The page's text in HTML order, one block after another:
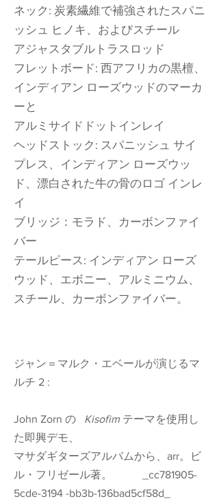
ネック: 炭素繊維で補強されたスパニ
ッシュ ヒノキ、およびスチール
アジャスタブルトラスロッド
フレットボード: 西アフリカの黒檀、
インディアン ローズウッドのマーカ
ーと
アルミサイドドットインレイ
ヘッドストック: スパニッシュ サイ
プレス、インディアン ローズウッ
ド、漂白された牛の骨のロゴ インレ
イ
ブリッジ：モラド、カーボンファイ
バー
テールピース: インディアン ローズ
ウッド、エボニー、アルミニウム、
スチール、カーボンファイバー。
ジャン＝マルク・エベールが演じるマ
ルチ 2 :
John Zorn の Kisofim テーマを使用し
た即興デモ、
マサダギターズアルバムから、arr。ビ
ル・フリゼール著。
_cc781905-
5cde-3194 -bb3b-136bad5cf58d_